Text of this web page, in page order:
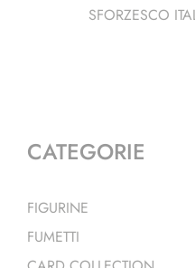
SFORZESCO
CATEGORIE
FIGURINE
FUMETTI